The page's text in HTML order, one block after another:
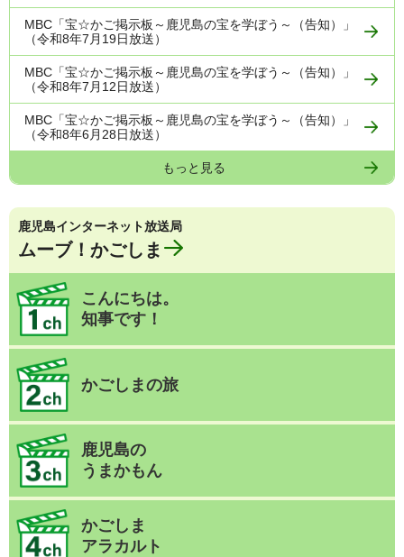
MBC「宝☆かご掲示板～鹿児島の宝を学ぼう～（告知）」
（令和8年7月19日放送）
MBC「宝☆かご掲示板～鹿児島の宝を学ぼう～（告知）」
（令和8年7月12日放送）
MBC「宝☆かご掲示板～鹿児島の宝を学ぼう～（告知）」
（令和8年6月28日放送）
もっと見る
鹿児島インターネット放送局
ムーブ！かごしま
こんにちは。
知事です！
かごしまの旅
鹿児島の
うまかもん
かごしま
アラカルト